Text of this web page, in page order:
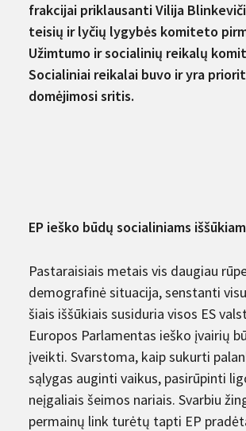
frakcijai priklausanti Vilija
teisių ir lyčių lygybės komiteto
Užimtumo ir socia­linių reikalų
Socialiniai reikalai buvo ir yra
domėjimosi sritis.
EP ieško būdų socialiniams
Pastaraisiais metais vis daugiau
demog­rafinė situacija, senstanti
šiais iššūkiais susiduria visos ES
Europos Parlamentas ieško įvairių
įveikti. Svarstoma, kaip sukurti
sąlygas auginti vaikus, pasirūpinti
neįgaliais šeimos nariais. Svarbiu
permainų link turėtų tapti EP